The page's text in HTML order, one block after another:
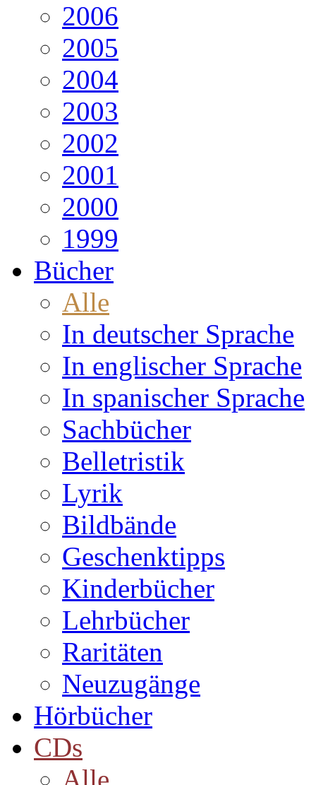
2006
2005
2004
2003
2002
2001
2000
1999
Bücher
Alle
In deutscher Sprache
In englischer Sprache
In spanischer Sprache
Sachbücher
Belletristik
Lyrik
Bildbände
Geschenktipps
Kinderbücher
Lehrbücher
Raritäten
Neuzugänge
Hörbücher
CDs